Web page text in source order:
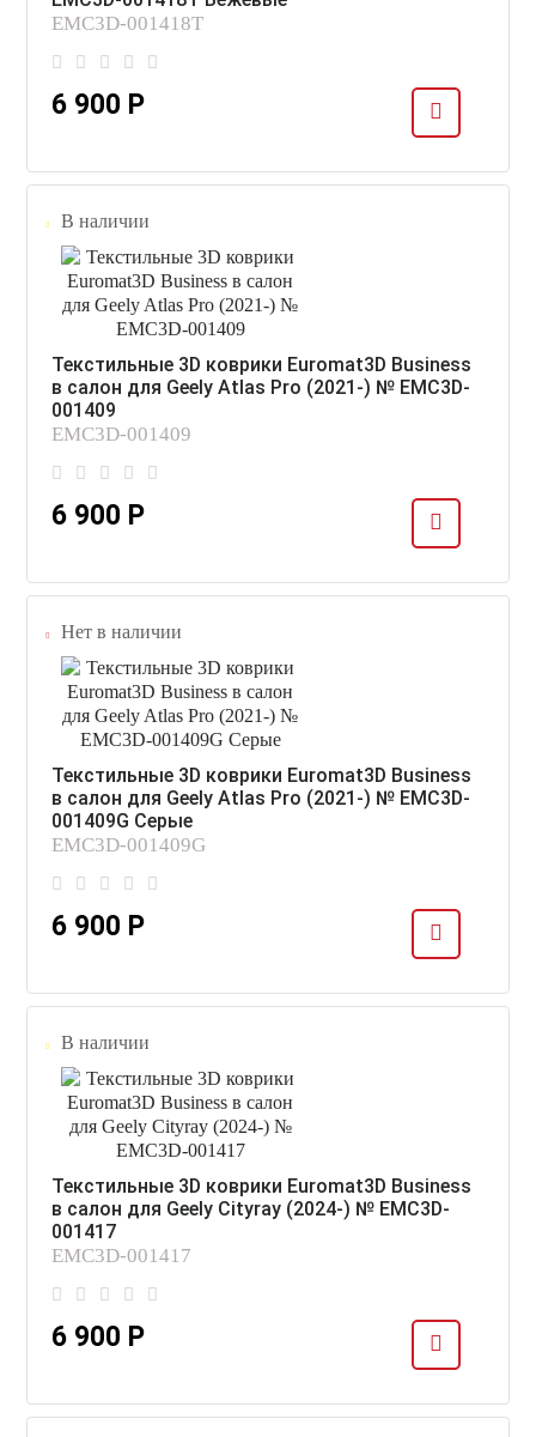
EMC3D-001418T
6 900 Р
В наличии
Текстильные 3D коврики Euromat3D Business
в салон для Geely Atlas Pro (2021-) № EMC3D-
001409
EMC3D-001409
6 900 Р
Нет в наличии
Текстильные 3D коврики Euromat3D Business
в салон для Geely Atlas Pro (2021-) № EMC3D-
001409G Серые
EMC3D-001409G
6 900 Р
В наличии
Текстильные 3D коврики Euromat3D Business
в салон для Geely Cityray (2024-) № EMC3D-
001417
EMC3D-001417
6 900 Р